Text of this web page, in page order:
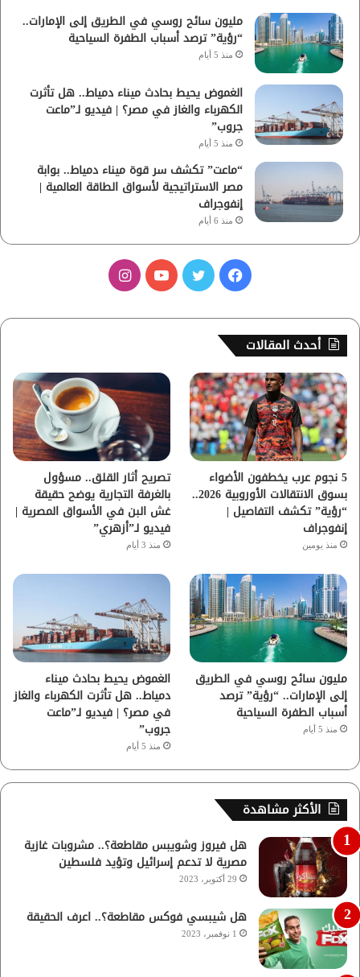
مليون سائح روسي في الطريق إلى الإمارات..
“رؤية” ترصد أسباب الطفرة السياحية
منذ 5 أيام
الغموض يحيط بحادث ميناء دمياط.. هل تأثرت
الكهرباء والغاز في مصر؟ | فيديو لـ”ماعت
جروب”
منذ 5 أيام
“ماعت” تكشف سر قوة ميناء دمياط.. بوابة
مصر الاستراتيجية لأسواق الطاقة العالمية |
إنفوجراف
منذ 6 أيام
س
ب
و
ك
ر
ي
و
ب
ت
ق
ر
ا
م
أحدث المقالات
5 نجوم عرب يخطفون الأضواء
بسوق الانتقالات الأوروبية 2026..
“رؤية” تكشف التفاصيل |
إنفوجراف
منذ يومين
تصريح أثار القلق.. مسؤول
بالغرفة التجارية يوضح حقيقة
غش البن في الأسواق المصرية |
فيديو لـ”أزهري”
منذ 3 أيام
مليون سائح روسي في الطريق
إلى الإمارات.. “رؤية” ترصد
أسباب الطفرة السياحية
منذ 5 أيام
الغموض يحيط بحادث ميناء
دمياط.. هل تأثرت الكهرباء والغاز
في مصر؟ | فيديو لـ”ماعت
جروب”
منذ 5 أيام
الأكثر مشاهدة
هل فيروز وشويبس مقاطعة؟.. مشروبات غازية
مصرية لا تدعم إسرائيل وتؤيد فلسطين
29 أكتوبر، 2023
هل شيبسي فوكس مقاطعة؟.. اعرف الحقيقة
1 نوفمبر، 2023